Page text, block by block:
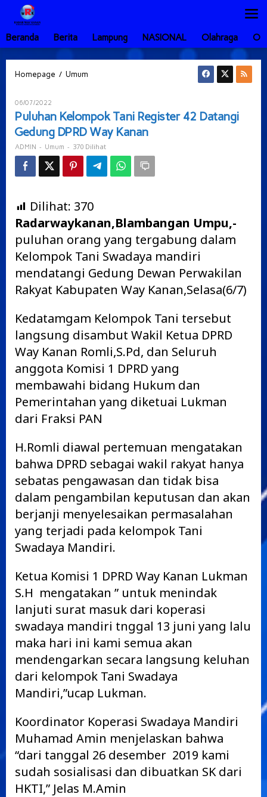
Lewati
konten
Beranda
Berita Lampung NASIONAL Olahraga
Homepage / Umum
42
Datangi
Gedung
DPRD
Way
Kanan
06/07/2022
ADMIN
Puluhan Kelompok Tani Register 42 Datangi
Gedung DPRD Way Kanan
ADMIN - Umum - 370 Dilihat
Dilihat: 370
Radarwaykanan,Blambangan Umpu,-
puluhan orang yang tergabung dalam
Kelompok Tani Swadaya mandiri
mendatangi Gedung Dewan Perwakilan
Rakyat Kabupaten Way Kanan,Selasa(6/7)
Kedatamgam Kelompok Tani tersebut
langsung disambut Wakil Ketua DPRD
Way Kanan Romli,S.Pd, dan Seluruh
anggota Komisi 1 DPRD yang
membawahi bidang Hukum dan
Pemerintahan yang diketuai Lukman
dari Fraksi PAN
H.Romli diawal pertemuan mengatakan
bahwa DPRD sebagai wakil rakyat hanya
sebatas pengawasan dan tidak bisa
dalam pengambilan keputusan dan akan
berjanji menyelesaikan permasalahan
yang terjadi pada kelompok Tani
Swadaya Mandiri.
Ketua Komisi 1 DPRD Way Kanan Lukman
S.H mengatakan ” untuk menindak
lanjuti surat masuk dari koperasi
swadaya mandiri tnggal 13 juni yang lalu
maka hari ini kami semua akan
mendengarkan secara langsung keluhan
dari kelompok Tani Swadaya
Mandiri,”ucap Lukman.
Koordinator Koperasi Swadaya Mandiri
Muhamad Amin menjelaskan bahwa
“dari tanggal 26 desember 2019 kami
sudah sosialisasi dan dibuatkan SK dari
HKTI,” Jelas M.Amin